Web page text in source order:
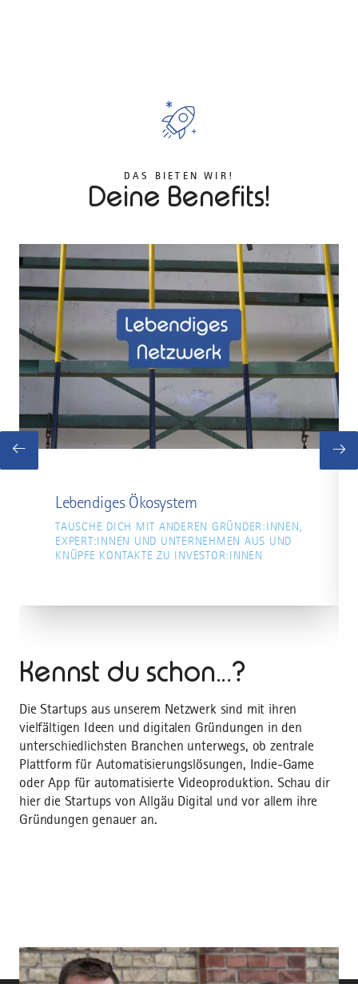
DAS BIETEN WIR!
Deine Benefits!
Lebendiges Ökosystem
TAUSCHE DICH MIT ANDEREN GRÜNDER:INNEN,
EXPERT:INNEN UND UNTERNEHMEN AUS UND
KNÜPFE KONTAKTE ZU INVESTOR:INNEN
Kennst du schon...?
Die Startups aus unserem Netzwerk sind mit ihren
vielfältigen Ideen und digitalen Gründungen in den
unterschiedlichsten Branchen unterwegs, ob zentrale
Plattform für Automatisierungslösungen, Indie-Game
oder App für automatisierte Videoproduktion. Schau dir
hier die Startups von Allgäu Digital und vor allem ihre
Gründungen genauer an.